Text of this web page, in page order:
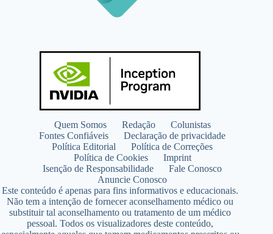
Quem Somos Redação
Colunistas
Fontes Confiáveis
Declaração de privacidade
Política Editorial
Política de Correções
Política de Cookies
Imprint
Isenção de Responsabilidade
Fale Conosco
Anuncie Conosco
Este conteúdo é apenas para fins informativos e educacionais.
Não tem a intenção de fornecer aconselhamento médico ou
substituir tal aconselhamento ou tratamento de um médico
pessoal. Todos os visualizadores deste conteúdo,